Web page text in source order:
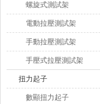
螺旋式測試架
電動拉壓測試架
手動拉壓測試架
手壓式拉壓測試架
扭力起子
數顯扭力起子